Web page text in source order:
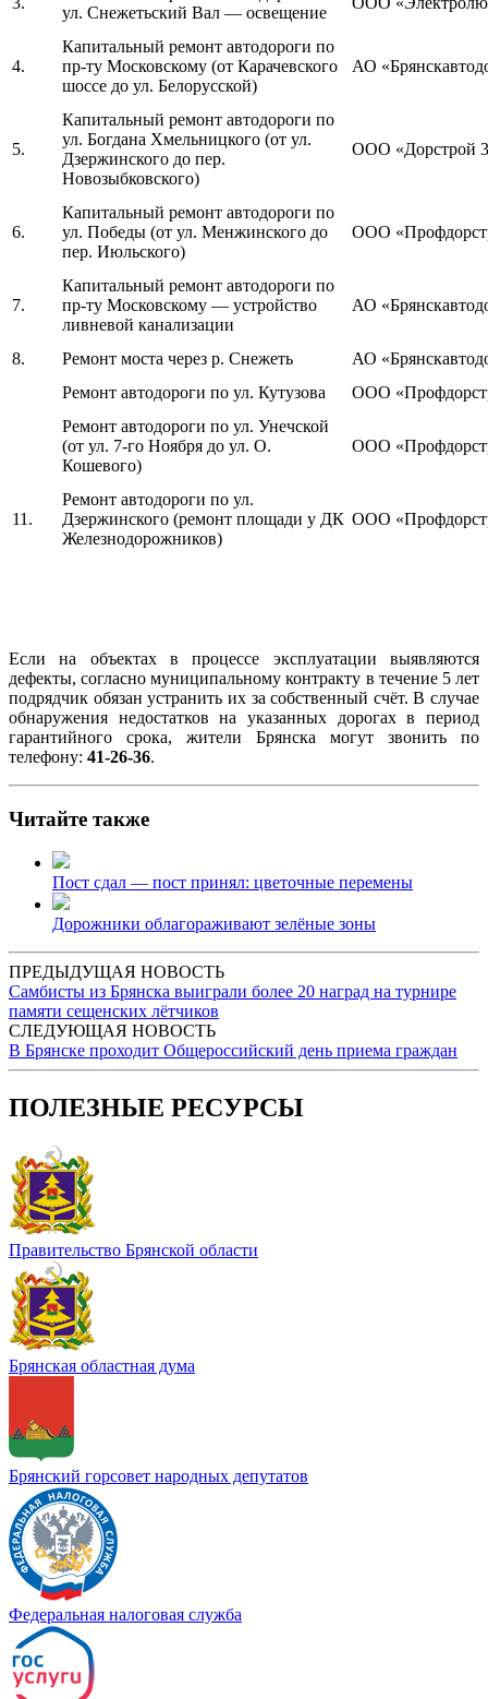
ул. Снежетьский Вал — освещение
4.
Капитальный ремонт автодороги по
пр-ту Московскому (от Карачевского
шоссе до ул. Белорусской)
АО
5.
Капитальный ремонт автодороги по
ул. Богдана Хмельницкого (от ул.
Дзержинского до пер.
Новозыбковского)
ООО «Дорстрой
6.
Капитальный ремонт автодороги по
ул. Победы (от ул. Менжинского до
пер. Июльского)
ООО
7.
Капитальный ремонт автодороги по
пр-ту Московскому — устройство
ливневой канализации
АО
8. Ремонт моста через р. Снежеть
АО
Ремонт автодороги по ул. Кутузова
ООО
Ремонт автодороги по ул. Унечской
(от ул. 7-го Ноября до ул. О.
Кошевого)
ООО
11.
Ремонт автодороги по ул.
Дзержинского (ремонт площади у ДК
Железнодорожников)
ООО
Если на объектах в процессе эксплуатации выявляются
дефекты, согласно муниципальному контракту в течение 5 лет
подрядчик обязан устранить их за собственный счёт. В случае
обнаружения недостатков на указанных дорогах в период
гарантийного срока, жители Брянска могут звонить по
телефону: 41-26-36.
Читайте также
Пост сдал — пост принял: цветочные перемены
Дорожники облагораживают зелёные зоны
ПРЕДЫДУЩАЯ НОВОСТЬ
Самбисты из Брянска выиграли более 20 наград на турнире
памяти сещенских лётчиков
СЛЕДУЮЩАЯ НОВОСТЬ
В Брянске проходит Общероссийский день приема граждан
ПОЛЕЗНЫЕ РЕСУРСЫ
Правительство Брянской области
Брянская областная дума
Брянский горсовет народных депутатов
Федеральная налоговая служба